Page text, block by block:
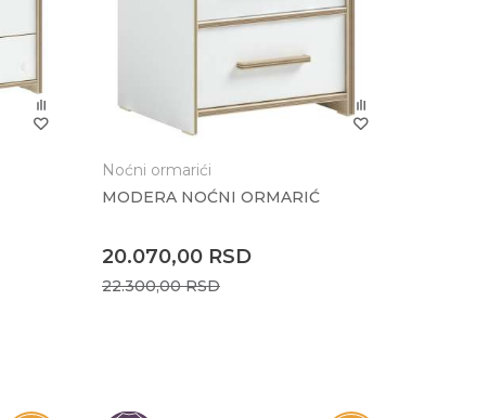
Noćni ormarići
MODERA NOĆNI ORMARIĆ
20.070,00 RSD
22.300,00RSD